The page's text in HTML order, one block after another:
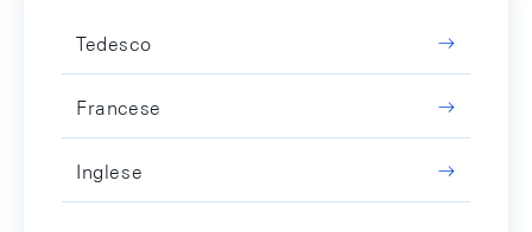
Tedesco
Francese
Inglese